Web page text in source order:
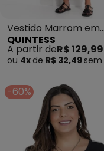
Vestido Marrom em
Malha de Viscose
QUINTESS
A partir deR$ 129,99
ou 4x de R$ 32,49 sem
-60%